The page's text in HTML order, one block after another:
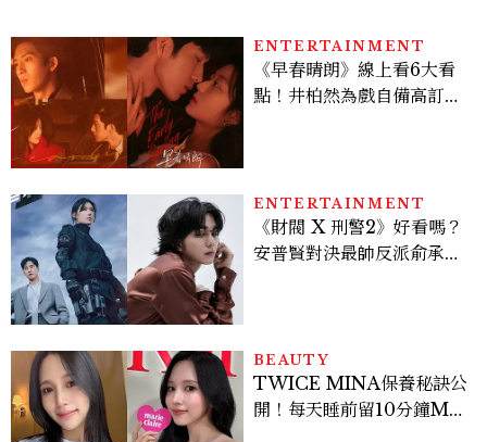
ENTERTAINMENT
《早春晴朗》線上看6大看
點！井柏然為戲自備高訂，
ENTERTAINMENT
《財閥 X 刑警2》好看嗎？
安普賢對決最帥反派俞承
多大？
BEAUTY
TWICE MINA保養秘訣公
開！每天睡前留10分鐘ME